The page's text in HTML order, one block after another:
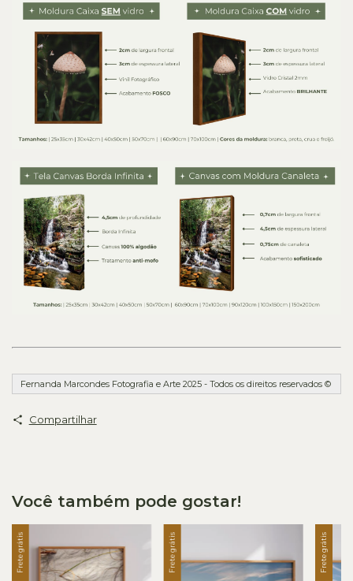
Fernanda Marcondes Fotografia e Arte 2025 - Todos os direitos reservados ©
Compartilhar
Você também pode gostar!
Frete grátis Frete grátis Frete grátis